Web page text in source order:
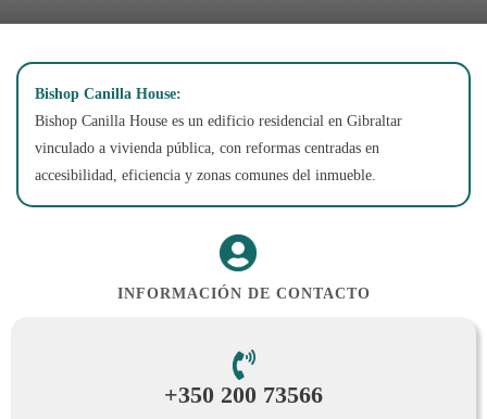
Bishop Canilla House:
Bishop Canilla House es un edificio residencial en Gibraltar
vinculado a vivienda pública, con reformas centradas en
accesibilidad, eficiencia y zonas comunes del inmueble.
INFORMACIÓN DE CONTACTO
+350 200 73566